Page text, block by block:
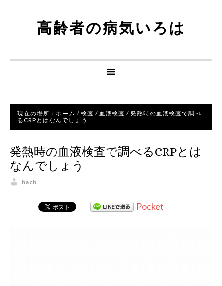
高齢者の病気いろは
現在の場所： ホーム / 検査 / 血液検査 / 発熱時の血液検査で調べ
るCRPとはなんでしょう
発熱時の血液検査で調べるCRPとは
なんでしょう
hach
Pocket